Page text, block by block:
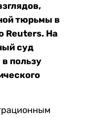
тюрьмы в
Reuters. На
суд
пользу